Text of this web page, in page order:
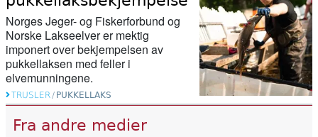
Norges Jeger- og Fiskerforbund og
Norske Lakseelver er mektig
imponert over bekjempelsen av
pukkellaksen med feller i
elvemunningene.
TRUSLER / PUKKELLAKS
Fra andre medier
11. februar 2026
Nu starter genskabelsen af Gudenåen
ved Vestbirksøerne
11. februar 2026
Canada stengde 47 lakseoppdrett – då
kom villaksen tilbake